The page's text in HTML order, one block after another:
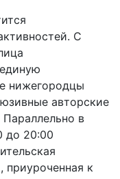
С
нижегородцы
авторские
в
до 20:00
приуроченная к